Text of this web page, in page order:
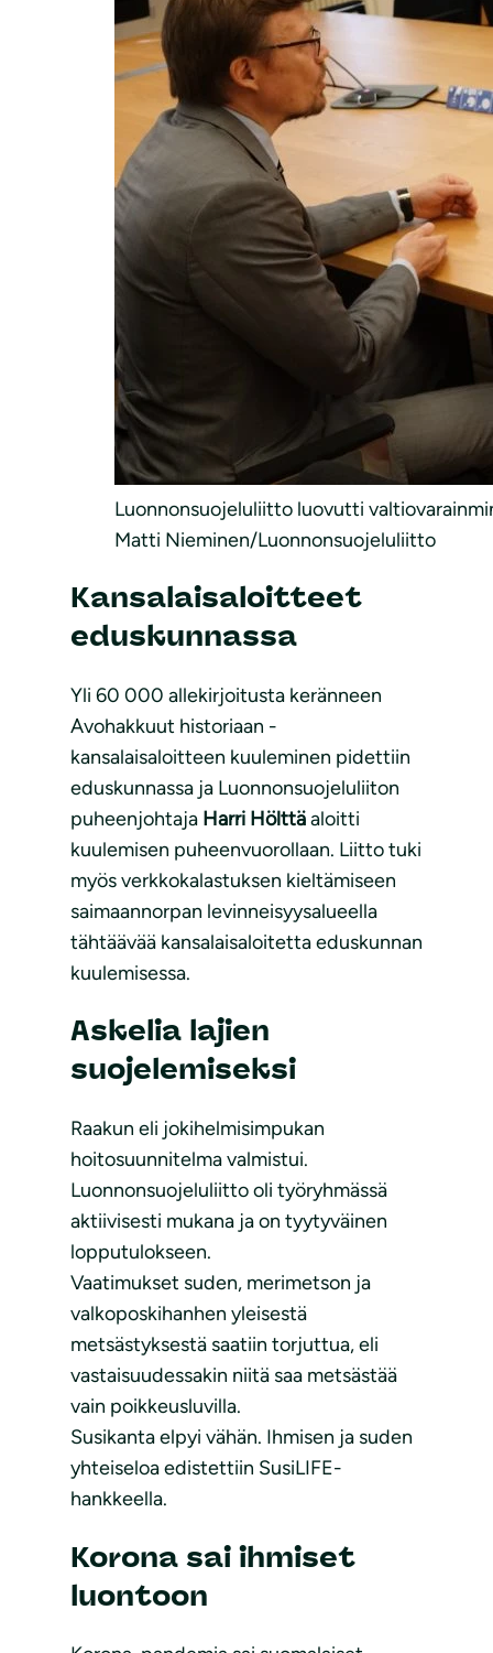
Luonnonsuojeluliitto luovutti
Matti Nieminen/Luonnonsuojeluliitto
Kansalaisaloitteet
eduskunnassa
Yli 60 000 allekirjoitusta keränneen
Avohakkuut historiaan -
kansalaisaloitteen kuuleminen pidettiin
eduskunnassa ja Luonnonsuojeluliiton
puheenjohtaja Harri Hölttäaloitti
kuulemisen puheenvuorollaan. Liitto tuki
myös verkkokalastuksen kieltämiseen
saimaannorpan levinneisyysalueella
tähtäävää kansalaisaloitetta eduskunnan
kuulemisessa.
Askelia lajien
suojelemiseksi
Raakun eli jokihelmisimpukan
hoitosuunnitelma valmistui.
Luonnonsuojeluliitto oli työryhmässä
aktiivisesti mukana ja on tyytyväinen
lopputulokseen.
Vaatimukset suden, merimetson ja
valkoposkihanhen yleisestä
metsästyksestä saatiin torjuttua, eli
vastaisuudessakin niitä saa metsästää
vain poikkeusluvilla.
Susikanta elpyi vähän. Ihmisen ja suden
yhteiseloa edistettiin SusiLIFE-
hankkeella.
Korona sai ihmiset
luontoon